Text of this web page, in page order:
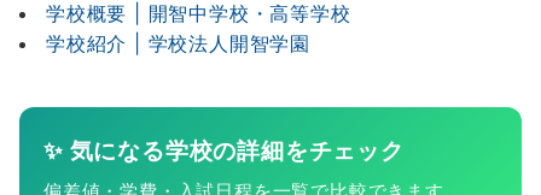
学校概要 | 開智中学校・高等学校​​
学校紹介 | 学校法人開智学園​​
✨ 気になる学校の詳細をチェック